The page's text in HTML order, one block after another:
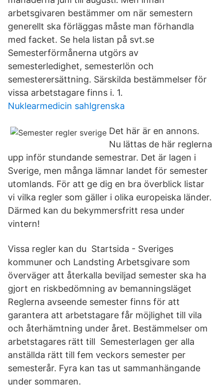
arbetsgivaren bestämmer om när semestern
generellt ska förläggas måste man förhandla
med facket. Se hela listan på svt.se
Semesterförmånerna utgörs av
semesterledighet, semesterlön och
semesterersättning. Särskilda bestämmelser för
vissa arbetstagare finns i. 1.
Nuklearmedicin sahlgrenska
Det här är en annons.
Nu lättas de här reglerna
upp inför stundande semestrar. Det är lagen i
Sverige, men många lämnar landet för semester
utomlands. För att ge dig en bra överblick listar
vi vilka regler som gäller i olika europeiska länder.
Därmed kan du bekymmersfritt resa under
vintern!
Vissa regler kan du Startsida - Sveriges
kommuner och Landsting Arbetsgivare som
överväger att återkalla beviljad semester ska ha
gjort en riskbedömning av bemanningsläget
Reglerna avseende semester finns för att
garantera att arbetstagare får möjlighet till vila
och återhämtning under året. Bestämmelser om
arbetstagares rätt till Semesterlagen ger alla
anställda rätt till fem veckors semester per
semesterår. Fyra kan tas ut sammanhängande
under sommaren.